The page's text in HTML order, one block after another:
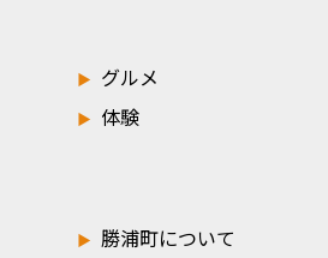
▶︎ グルメ
▶︎ 体験
▶︎ 勝浦町について